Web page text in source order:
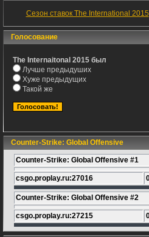
Сезон ставок The International 2015
Голосование
The Internaitonal 2015 был
Лучше предыдуших
Хуже предыдущих
Такой же
Counter-Strike: Global Offensive
Counter-Strike: Global Offensive #1
csgo.proplay.ru:27016
Counter-Strike: Global Offensive #2
csgo.proplay.ru:27215